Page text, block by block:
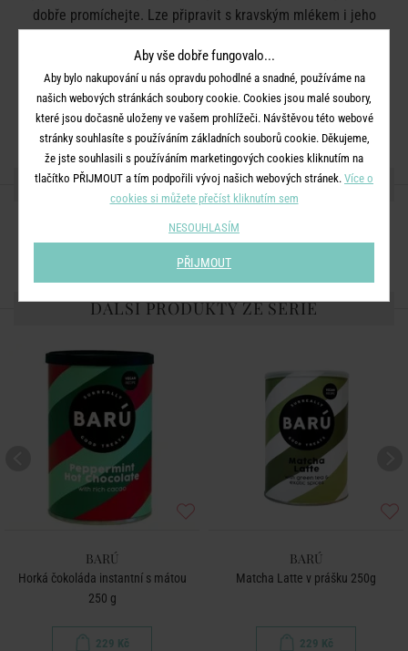
dobře promíchejte. Lze připravit s kravským mlékem i jeho
Jedna krabička vystačí na 16 šálků.
Uchovávejte na suchém a chladném místě.
Datum spotřeby viz spodní strana krabice.
SDÍLEJTE S PŘÁTELI
DALŠÍ PRODUKTY ZE SÉRIE
BARÚ
Horká čokoláda instantní s mátou
250 g
229 Kč
BARÚ
Matcha Latte v prášku 250g
229 Kč
Aby vše dobře fungovalo...
Aby bylo nakupování u nás opravdu pohodlné a snadné, používáme na
našich webových stránkách soubory cookie. Cookies jsou malé soubory,
které jsou dočasně uloženy ve vašem prohlížeči. Návštěvou této webové
stránky souhlasíte s používáním základních souborů cookie. Děkujeme,
že jste souhlasili s používáním marketingových cookies kliknutím na
tlačítko PŘIJMOUT a tím podpořili vývoj našich webových stránek. Více o
cookies si můžete přečíst kliknutím sem
NESOUHLASÍM
PŘIJMOUT